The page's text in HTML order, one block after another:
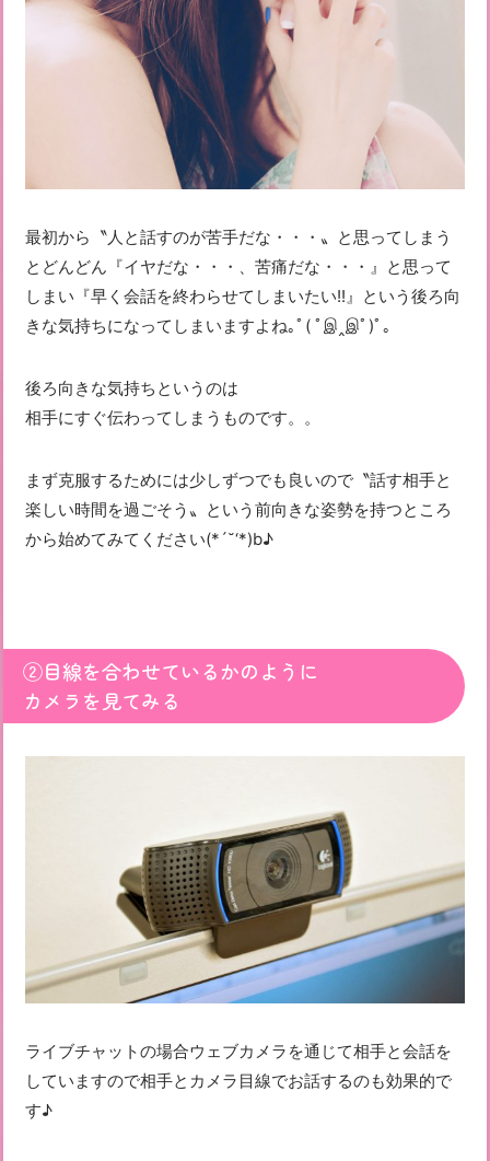
最初から〝人と話すのが苦手だな・・・〟と思ってしまう
とどんどん『イヤだな・・・、苦痛だな・・・』と思って
しまい『早く会話を終わらせてしまいたい!!』という後ろ向
きな気持ちになってしまいますよね｡ﾟ( ﾟஇ‸இﾟ)ﾟ｡
後ろ向きな気持ちというのは
相手にすぐ伝わってしまうものです。。
まず克服するためには少しずつでも良いので〝話す相手と
楽しい時間を過ごそう〟という前向きな姿勢を持つところ
から始めてみてください(*´˘‘*)b♪
②目線を合わせているかのように
カメラを見てみる
ライブチャットの場合ウェブカメラを通じて相手と会話を
していますので相手とカメラ目線でお話するのも効果的で
す♪